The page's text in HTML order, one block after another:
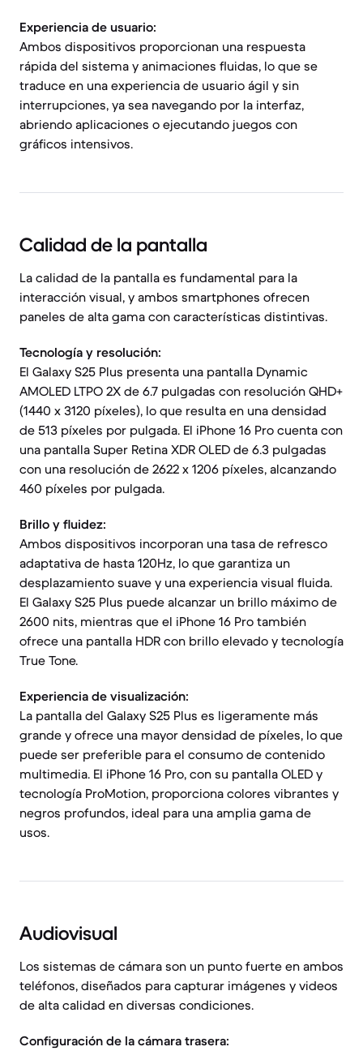
Experiencia de usuario:
Ambos dispositivos proporcionan una respuesta
rápida del sistema y animaciones fluidas, lo que se
traduce en una experiencia de usuario ágil y sin
interrupciones, ya sea navegando por la interfaz,
abriendo aplicaciones o ejecutando juegos con
gráficos intensivos.
Calidad de la pantalla
La calidad de la pantalla es fundamental para la
interacción visual, y ambos smartphones ofrecen
paneles de alta gama con características distintivas.
Tecnología y resolución:
El Galaxy S25 Plus presenta una pantalla Dynamic
AMOLED LTPO 2X de 6.7 pulgadas con resolución QHD+
(1440 x 3120 píxeles), lo que resulta en una densidad
de 513 píxeles por pulgada. El iPhone 16 Pro cuenta con
una pantalla Super Retina XDR OLED de 6.3 pulgadas
con una resolución de 2622 x 1206 píxeles, alcanzando
460 píxeles por pulgada.
Brillo y fluidez:
Ambos dispositivos incorporan una tasa de refresco
adaptativa de hasta 120Hz, lo que garantiza un
desplazamiento suave y una experiencia visual fluida.
El Galaxy S25 Plus puede alcanzar un brillo máximo de
2600 nits, mientras que el iPhone 16 Pro también
ofrece una pantalla HDR con brillo elevado y tecnología
True Tone.
Experiencia de visualización:
La pantalla del Galaxy S25 Plus es ligeramente más
grande y ofrece una mayor densidad de píxeles, lo que
puede ser preferible para el consumo de contenido
multimedia. El iPhone 16 Pro, con su pantalla OLED y
tecnología ProMotion, proporciona colores vibrantes y
negros profundos, ideal para una amplia gama de
usos.
Audiovisual
Los sistemas de cámara son un punto fuerte en ambos
teléfonos, diseñados para capturar imágenes y videos
de alta calidad en diversas condiciones.
Configuración de la cámara trasera: